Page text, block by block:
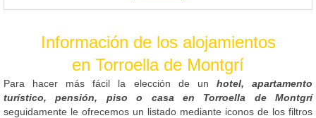
Información de los alojamientos
en Torroella de Montgrí
Para hacer más fácil la elección de un hotel, apartamento
turístico, pensión, piso o casa en Torroella de Montgrí
seguidamente le ofrecemos un listado mediante iconos de los filtros